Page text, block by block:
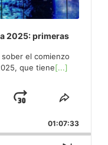
2025: primeras
el comienzo
que tiene[...]
Jump
Forward
Share
01:07:33